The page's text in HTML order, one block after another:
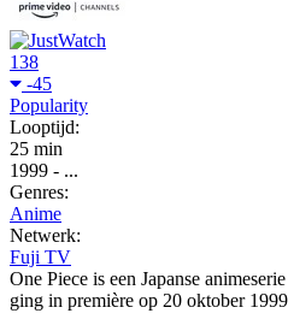
138
-45
Popularity
Looptijd:
25 min
1999 - ...
Genres:
Anime
Netwerk:
Fuji TV
One Piece is een Japanse
ging in première op 20 oktober